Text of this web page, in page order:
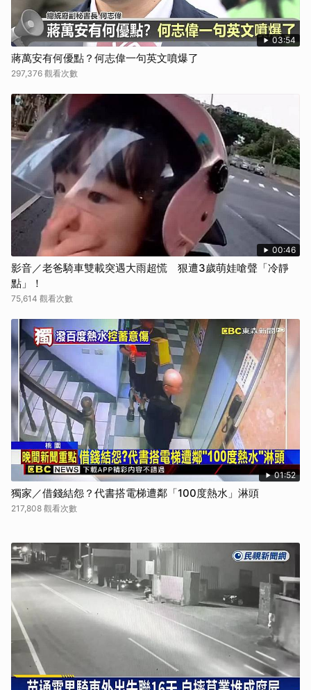
03:54
蔣萬安有何優點？何志偉一句英文噴爆了
297,376 觀看次數
00:46
影音／老爸騎車雙載突遇大雨超慌 狠遭3歲萌娃嗆聲「冷靜
點」！
75,614 觀看次數
01:52
獨家／借錢結怨？代書搭電梯遭鄰「100度熱水」淋頭
217,808 觀看次數